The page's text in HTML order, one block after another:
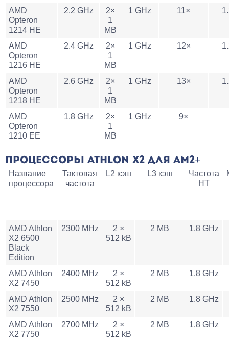
AMD
Opteron
1214 HE
2.2 GHz
2×
1
MB
1 GHz 11×
AMD
Opteron
1216 HE
2.4 GHz
2×
1
MB
1 GHz 12×
AMD
Opteron
1218 HE
2.6 GHz
2×
1
MB
1 GHz 13×
AMD
Opteron
1210 EE
1.8 GHz
2×
1
MB
1 GHz 9×
ПРОЦЕССОРЫ ATHLON X2 ДЛЯ AM2+
Название
процессора
Тактовая
частота
L2 кэш L3 кэш
Частота
HT
AMD Athlon
X2 6500
Black
Edition
2300 MHz
2 ×
512 kB
2 MB 1.8 GHz
AMD Athlon
X2 7450
2400 MHz
2 ×
512 kB
2 MB 1.8 GHz
AMD Athlon
X2 7550
2500 MHz
2 ×
512 kB
2 MB 1.8 GHz
AMD Athlon
X2 7750
2700 MHz
2 ×
512 kB
2 MB 1.8 GHz